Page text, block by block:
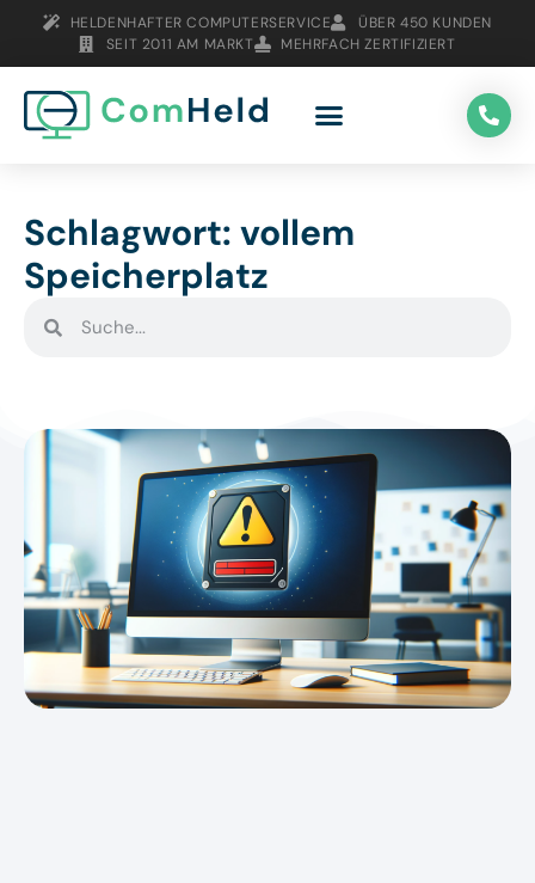
HELDENHAFTER COMPUTERSERVICE
ÜBER 450 KUNDEN
SEIT 2011 AM MARKT
MEHRFACH ZERTIFIZIERT
Schlagwort: vollem
Speicherplatz